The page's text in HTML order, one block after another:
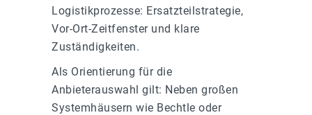
Logistikprozesse: Ersatzteilstrategie,
Vor-Ort-Zeitfenster und klare
Zuständigkeiten.
Als Orientierung für die
Anbieterauswahl gilt: Neben großen
Systemhäusern wie Bechtle oder